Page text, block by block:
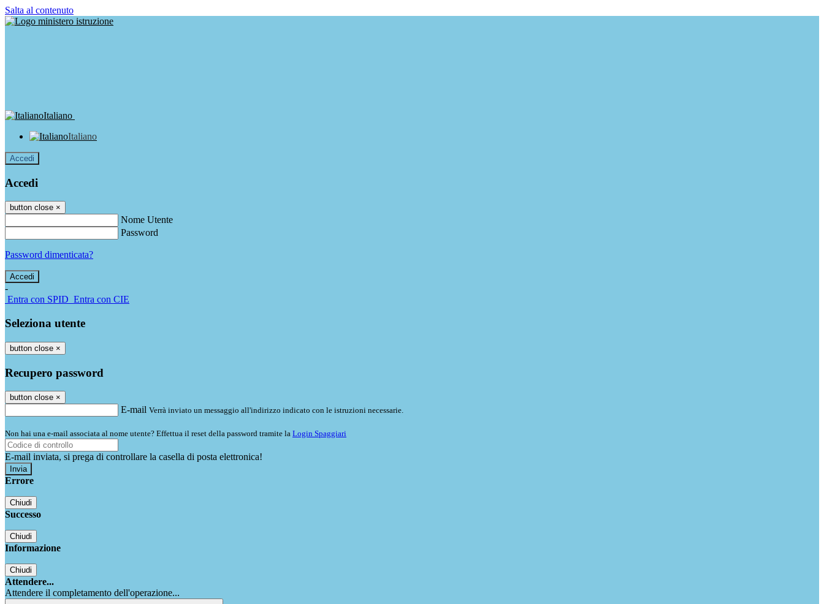
Salta al contenuto
Italiano
Italiano
Accedi
Accedi
button close ×
Nome Utente
Password
Password dimenticata?
-
Entra con SPID Entra con CIE
Seleziona utente
button close ×
Recupero password
button close ×
E-mail Verrà inviato un messaggio all'indirizzo indicato con le istruzioni necessarie.
Non hai una e-mail associata al nome utente? Effettua il reset della password tramite la Login Spaggiari
E-mail inviata, si prega di controllare la casella di posta elettronica!
Errore
Chiudi
Successo
Chiudi
Informazione
Chiudi
Attendere...
Attendere il completamento dell'operazione...